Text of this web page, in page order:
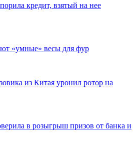
кредит, взятый на нее
«умные» весы для фур
из Китая уронил ротор на
в розыгрыш призов от банка и